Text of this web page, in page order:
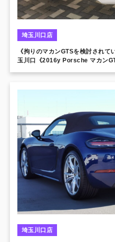
埼玉川口店
《拘りのマカンGTSを検討され
玉川口《2016y
埼玉川口店